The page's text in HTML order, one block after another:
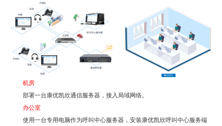
机房
部署一台康优凯欣通信服务器，接入局域网络。
办公室
使用一台专用电脑作为呼叫中心服务器，安装康优凯欣呼叫中心服务端